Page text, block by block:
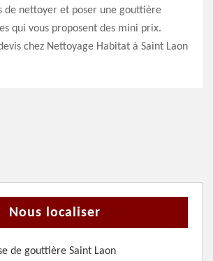
de nettoyer et poser une gouttière
qui vous proposent des mini prix.
chez Nettoyage Habitat à Saint Laon
Nous localiser
de gouttière Saint Laon